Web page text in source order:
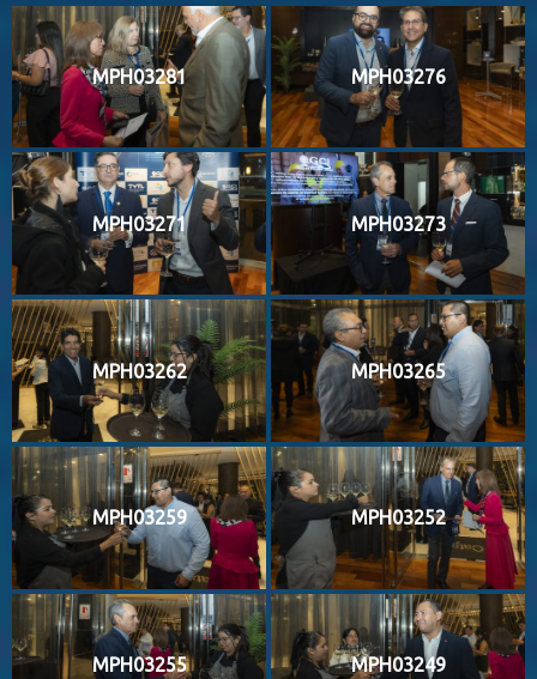
MPH03281 MPH03276
MPH03271 MPH03273
MPH03262 MPH03265
MPH03259 MPH03252
MPH03255 MPH03249